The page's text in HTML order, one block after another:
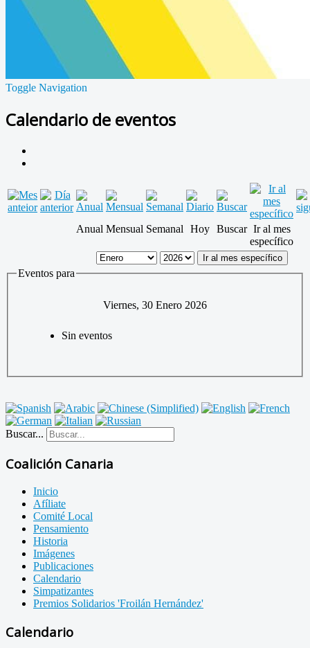
Toggle Navigation
Calendario de eventos
Anual Mensual Semanal Hoy Buscar Ir al mes
específico
Ir al mes específico
Eventos para
Viernes, 30 Enero 2026
Sin eventos
Buscar...
Coalición Canaria
Inicio
Afíliate
Comité Local
Pensamiento
Historia
Imágenes
Publicaciones
Calendario
Simpatizantes
Premios Solidarios 'Froilán Hernández'
Calendario